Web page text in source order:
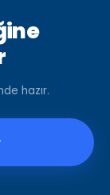
hazır.